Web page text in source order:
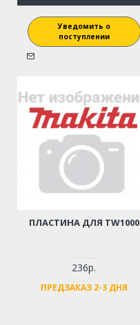
Уведомить о
поступлении
ПЛАСТИНА ДЛЯ TW1000
236р.
ПРЕДЗАКАЗ 2-3 ДНЯ